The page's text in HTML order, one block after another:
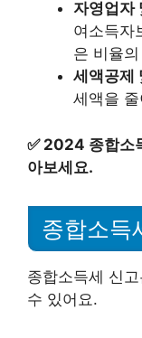
자영업자
여소득자
은 비율
세액공제
세액을
✅ 2024 종합소
아보세요.
종합소득
종합소득세 신
수 있어요.